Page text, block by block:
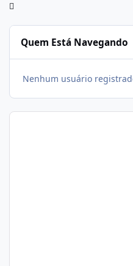
Quem Está Navegando
Nenhum usuário